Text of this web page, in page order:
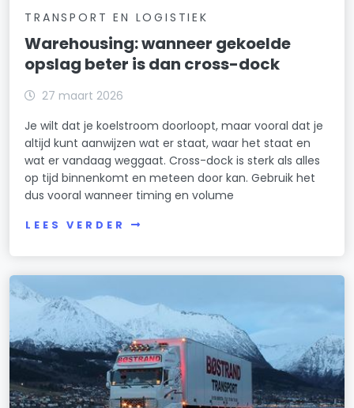
TRANSPORT EN LOGISTIEK
Warehousing: wanneer gekoelde
opslag beter is dan cross-dock
27 maart 2026
Je wilt dat je koelstroom doorloopt, maar vooral dat je
altijd kunt aanwijzen wat er staat, waar het staat en
wat er vandaag weggaat. Cross-dock is sterk als alles
op tijd binnenkomt en meteen door kan. Gebruik het
dus vooral wanneer timing en volume
LEES VERDER